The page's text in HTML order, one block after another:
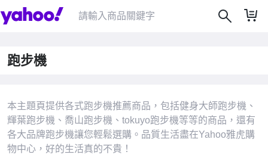
跑步機
本主題頁提供各式跑步機推薦商品，包括健身大師跑步機、
輝葉跑步機、喬山跑步機、tokuyo跑步機等等的商品，還有
各大品牌跑步機讓您輕鬆選購。品質生活盡在Yahoo雅虎購
物中心，好的生活真的不貴！